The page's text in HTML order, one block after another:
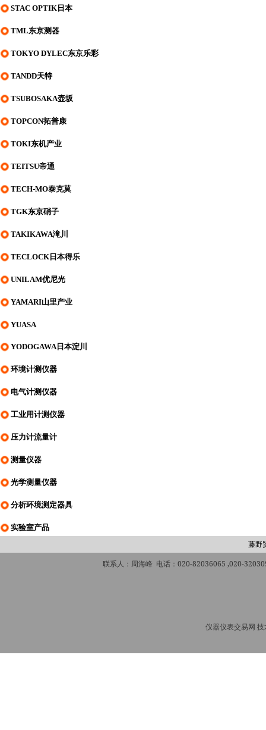
STAC OPTIK日本
TML东京测器
TOKYO DYLEC东京乐彩
TANDD天特
TSUBOSAKA壶坂
TOPCON拓普康
TOKI东机产业
TEITSU帝通
TECH-MO泰克莫
TGK东京硝子
TAKIKAWA滝川
TECLOCK日本得乐
UNILAM优尼光
YAMARI山里产业
YUASA
YODOGAWA日本淀川
环境计测仪器
电气计测仪器
工业用计测仪器
压力计流量计
测量仪器
光学测量仪器
分析环境测定器具
实验室产品
藤野
联系人：周海峰 电话：020-82036065 ,020-
仪器仪表交易网